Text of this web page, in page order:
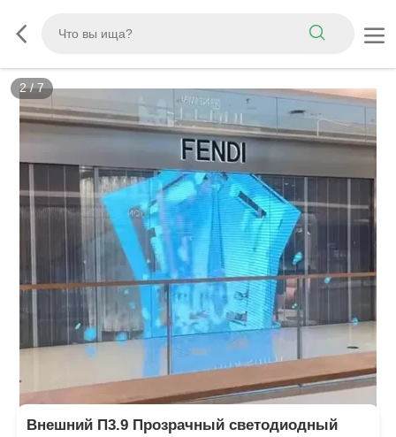
3/7
Внешний П3.9 Прозрачный светодиодный